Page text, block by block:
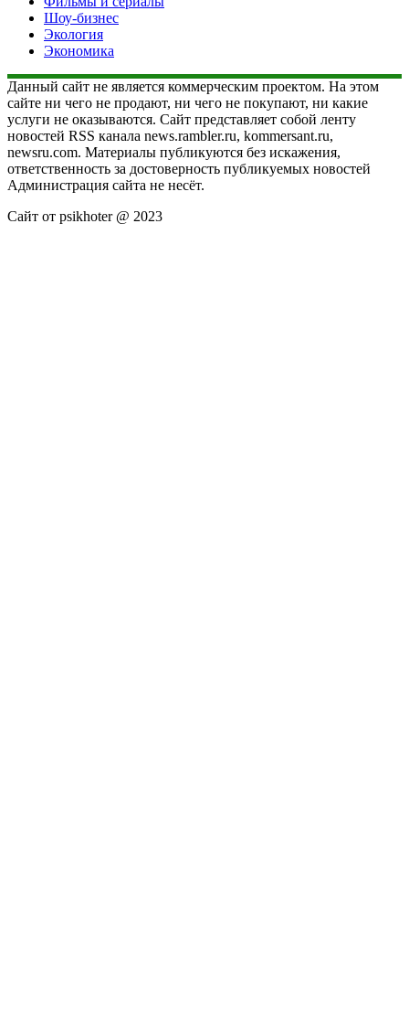
Шоу-бизнес
Экология
Экономика
Данный сайт не является коммерческим проектом. На этом
сайте ни чего не продают, ни чего не покупают, ни какие
услуги не оказываются. Сайт представляет собой ленту
новостей RSS канала news.rambler.ru, kommersant.ru,
newsru.com. Материалы публикуются без искажения,
ответственность за достоверность публикуемых новостей
Администрация сайта не несёт.
Сайт от psikhoter @ 2023